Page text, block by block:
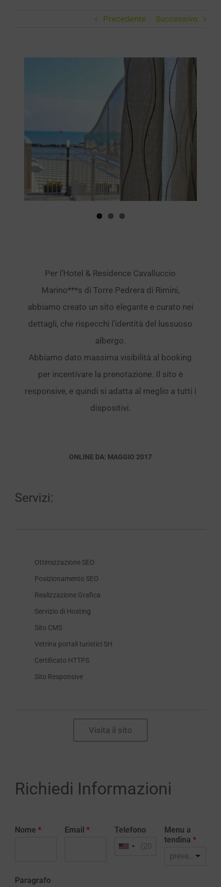
Precedente Successivo
Per l’Hotel & Residence Cavalluccio
Marino***s di Torre Pedrera di Rimini,
abbiamo creato un sito elegante e curato nei
dettagli, che rispecchi l’identità del lussuoso
albergo.
Abbiamo dato massima visibilità al booking
per incentivare la prenotazione. Il sito è
responsive, e quindi si adatta al meglio a tutti i
dispositivi.
ONLINE DA: MAGGIO 2017
Servizi:
Ottimizzazione SEO
Posizionamento SEO
Realizzazione Grafica
Servizio di Hosting
Sito CMS
Vetrina portali turistici SH
Certificato HTTPS
Sito Responsive
Visita il sito
Richiedi Informazioni
Nome * Email * Telefono
Menu a
tendina *
preventivo realizzazione sito web
Paragrafo